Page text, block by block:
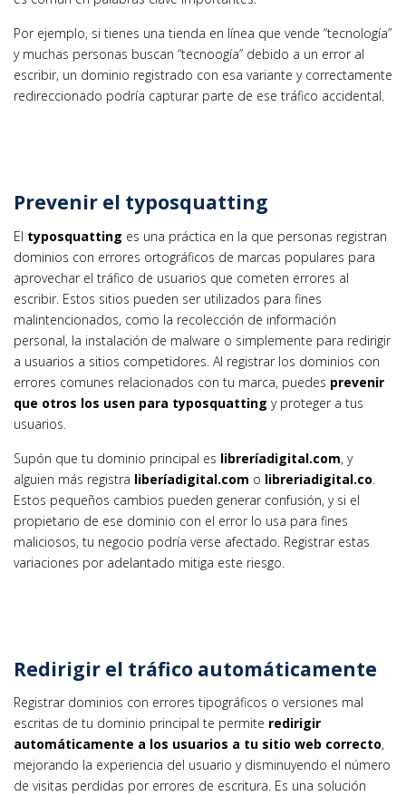
Por ejemplo, si tienes una tienda en línea que vende “tecnología”
y muchas personas buscan “tecnoogía” debido a un error al
escribir, un dominio registrado con esa variante y correctamente
redireccionado podría capturar parte de ese tráfico accidental.
Prevenir el typosquatting
El typosquatting es una práctica en la que personas registran
dominios con errores ortográficos de marcas populares para
aprovechar el tráfico de usuarios que cometen errores al
escribir. Estos sitios pueden ser utilizados para fines
malintencionados, como la recolección de información
personal, la instalación de malware o simplemente para redirigir
a usuarios a sitios competidores. Al registrar los dominios con
errores comunes relacionados con tu marca, puedes prevenir
que otros los usen para typosquatting y proteger a tus
usuarios.
Supón que tu dominio principal es libreríadigital.com, y
alguien más registra liberíadigital.com o libreriadigital.co.
Estos pequeños cambios pueden generar confusión, y si el
propietario de ese dominio con el error lo usa para fines
maliciosos, tu negocio podría verse afectado. Registrar estas
variaciones por adelantado mitiga este riesgo.
Redirigir el tráfico automáticamente
Registrar dominios con errores tipográficos o versiones mal
escritas de tu dominio principal te permite redirigir
automáticamente a los usuarios a tu sitio web correcto,
mejorando la experiencia del usuario y disminuyendo el número
de visitas perdidas por errores de escritura. Es una solución